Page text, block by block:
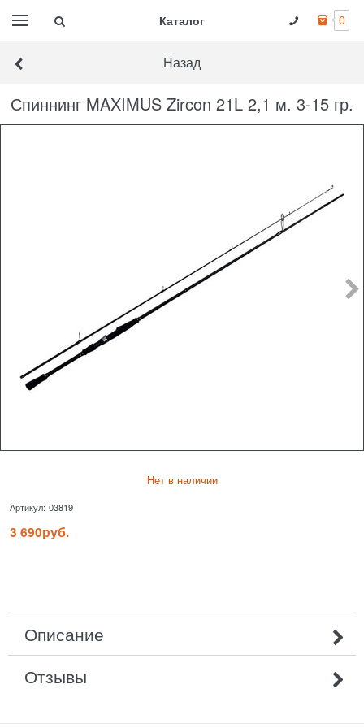
Каталог 0
Назад
Спиннинг MAXIMUS Zircon 21L 2,1 м. 3-15 гр.
Нет в наличии
Артикул: 03819
3 690руб.
Описание
Отзывы